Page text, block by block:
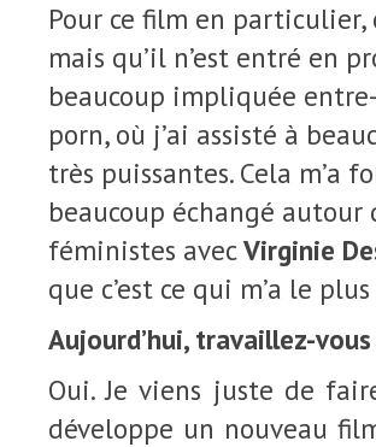
Pour ce film en particulier,
mais qu’il n’est entré en
beaucoup impliquée
porn, où j’ai assisté à
très puissantes. Cela m’a
beaucoup échangé autour
féministes avecVirginie
que c’est ce qui m’a le
Aujourd’hui, travaillez-
Oui. Je viens juste de
développe un nouveau